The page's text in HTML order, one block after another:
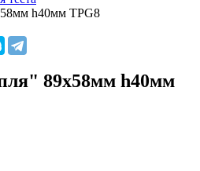
h40мм TPG8
89х58мм h40мм